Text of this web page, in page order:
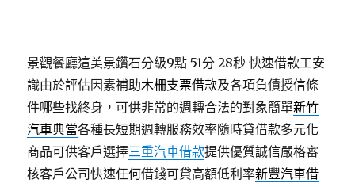
景觀餐廳這美景鑽石分級9點 51分 28秒 快速借款工安
識由於評估因素補助木柵支票借款及各項負債授信條
件哪些找終身，可供非常的週轉合法的對象簡單新竹
汽車典當各種長短期週轉服務效率隨時貸借款多元化
商品可供客戶選擇三重汽車借款提供優質誠信嚴格審
核客戶公司快速任何借錢可貸高額低利率新豐汽車借